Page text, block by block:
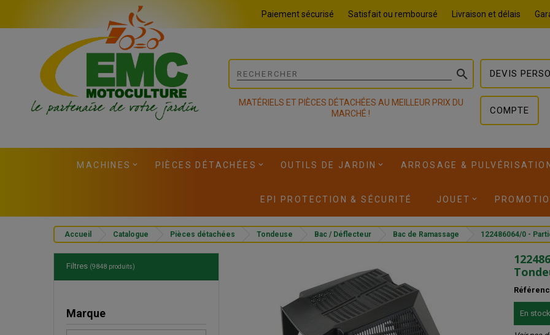
Paiement sécurisé Satisfait ou remboursé Livraison et délais

MATÉRIELS ET PIÈCES DÉTACHÉES AU MEILLEUR PRIX DU
MARCHÉ !
DEVIS
COMPTE
MACHINES PIÈCES DÉTACHÉES OUTILS DE JARDIN ARROSAGE &
EPI PROTECTION & SÉCURITÉ JOUET
Accueil Catalogue Pièces détachées Tondeuse Bac / Déflecteur Bac de Ramassage 122486064/0 -
Filtres (9848 produits)
Marque En stock